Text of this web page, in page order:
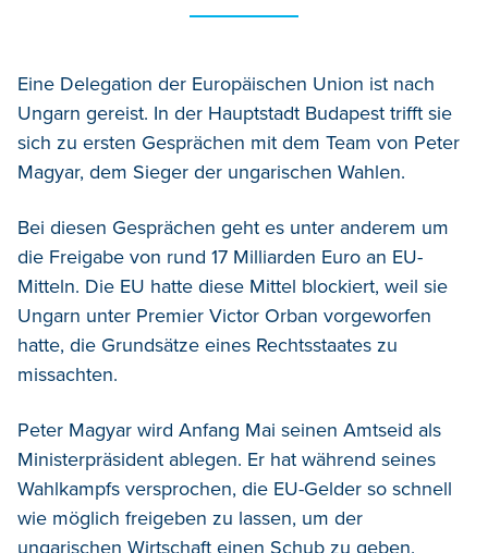
Eine Delegation der Europäischen Union ist nach
Ungarn gereist. In der Hauptstadt Budapest trifft sie
sich zu ersten Gesprächen mit dem Team von Peter
Magyar, dem Sieger der ungarischen Wahlen.
Bei diesen Gesprächen geht es unter anderem um
die Freigabe von rund 17 Milliarden Euro an EU-
Mitteln. Die EU hatte diese Mittel blockiert, weil sie
Ungarn unter Premier Victor Orban vorgeworfen
hatte, die Grundsätze eines Rechtsstaates zu
missachten.
Peter Magyar wird Anfang Mai seinen Amtseid als
Ministerpräsident ablegen. Er hat während seines
Wahlkampfs versprochen, die EU-Gelder so schnell
wie möglich freigeben zu lassen, um der
ungarischen Wirtschaft einen Schub zu geben.